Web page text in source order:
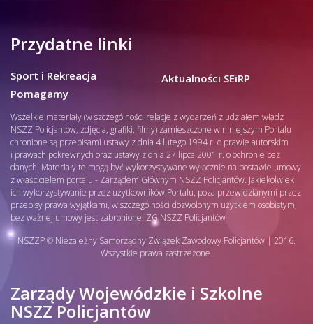
Przydatne linki
Sport i Rekreacja
Pomagamy
Aktualności SEiRP
Wszelkie materiały (w szczególności relacje z wydarzeń z udziałem władz
NSZZ Policjantów, zdjęcia, grafiki, filmy) zamieszczone w niniejszym Portalu
chronione są przepisami ustawy z dnia 4 lutego 1994 r. o prawie autorskim
i prawach pokrewnych oraz ustawy z dnia 27 lipca 2001 r. o ochronie baz
danych. Materiały te mogą być wykorzystywane wyłącznie na postawie umowy
z właścicielem portalu - Zarządem Głównym NSZZ Policjantów. Jakiekolwiek
ich wykorzystywanie przez użytkowników Portalu, poza przewidzianymi przez
przepisy prawa wyjątkami, w szczególności dozwolonym użytkiem osobistym,
bez ważnej umowy jest zabronione. ZG NSZZ Policjantów
NSZZP © Niezależny Samorządny Związek Zawodowy Policjantów | 2016.
Wszystkie prawa zastrzeżone.
Zarządy Wojewódzkie i Szkolne
NSZZ Policjantów